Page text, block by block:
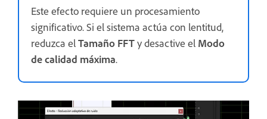
Este efecto requiere un procesamiento
significativo. Si el sistema actúa con lentitud,
reduzca elTamaño FFTy desactive el Modo
de calidad máxima.